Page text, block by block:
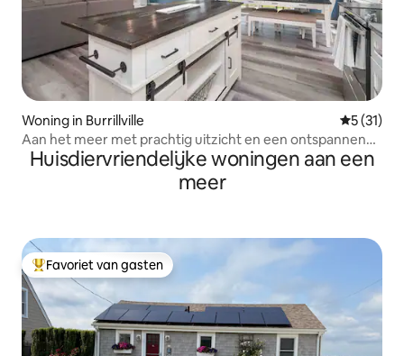
Woning in Burrillville
5 (31)
Aan het meer met prachtig uitzicht en een ontspannen
sfeer
Huisdiervriendelijke woningen aan een
meer
Topfavoriet van gasten
Favoriet van gasten